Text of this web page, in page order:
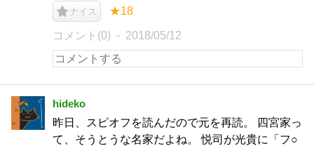
ナイス ★18
コメント(0) 2018/05/12
hideko
昨日、スピオフを読んだので元を再読。 四宮家っ
て、そうとうな名家だよね。 悦司が光貴に「フ○